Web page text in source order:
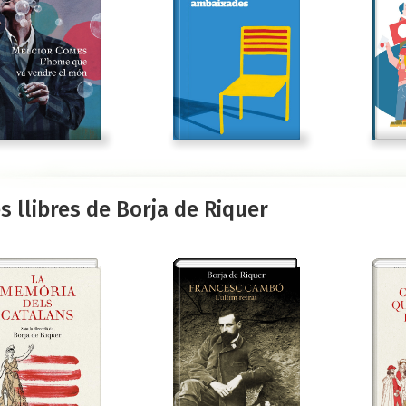
llibres de Borja de Riquer